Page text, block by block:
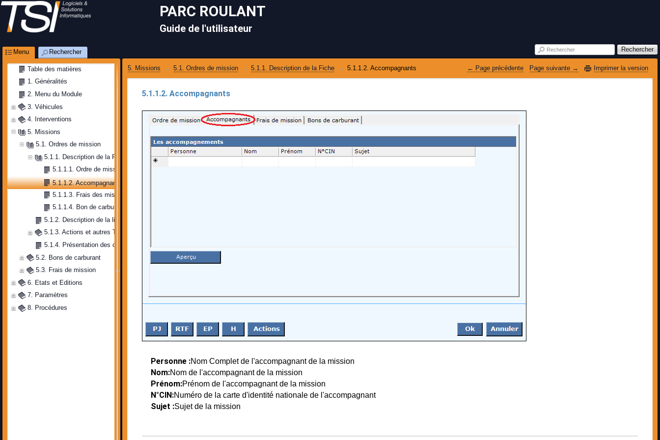
PARC ROULANT
Guide de l'utilisateur
Menu Rechercher
Table des matières
1. Généralités
2. Menu du Module
3. Véhicules
4. Interventions
5. Missions
5.1. Ordres de mission
5.1.1. Description de la Fiche
5.1.1.1. Ordre de mission
5.1.1.2. Accompagnants
5.1.1.3. Frais des mission
5.1.1.4. Bon de carburant
5.1.2. Description de la liste
5.1.3. Actions et autres Tâches
5.1.4. Présentation des critères de filtrage
5.2. Bons de carburant
5.3. Frais de mission
6. Etats et Editions
7. Paramètres
8. Procédures
Rechercher Rechercher
5. Missions 5.1. Ordres de mission 5.1.1. Description de la Fiche 5.1.1.2. Accompagnants Page précédente Page suivante Imprimer la version
5.1.1.2. Accompagnants
Personne :Nom Complet de l'accompagnant de la mission
Nom:Nom de l'accompagnant de la mission
Prénom:Prénom de l'accompagnant de la mission
N°CIN:Numéro de la carte d'identité nationale de l'accompagnant
Sujet :Sujet de la mission